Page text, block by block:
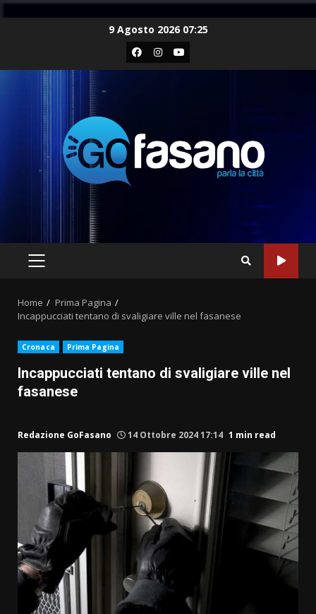
9 Agosto 2026 07:25
Facebook
Instagram
Youtube
PRIMARY
Home
Prima Pagina
Incappucciati tentano di svaligiare ville nel fasanese
Cronaca Prima Pagina
Incappucciati tentano di svaligiare ville nel
fasanese
Redazione GoFasano 14 Ottobre 2024 17:14 1 min read